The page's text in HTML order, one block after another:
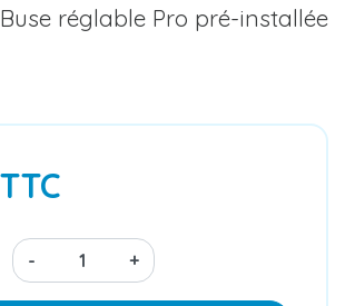
réglable Pro pré-installée
- +